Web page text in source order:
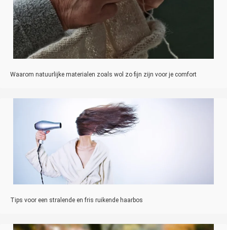
Waarom natuurlijke materialen zoals wol zo fijn zijn voor je comfort
Tips voor een stralende en fris ruikende haarbos